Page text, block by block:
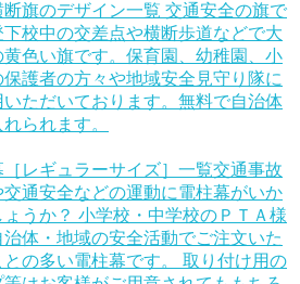
断旗のデザイン一覧 交通安全の旗で
下校中の交差点や横断歩道などで大
黄色い旗です。保育園、幼稚園、小
保護者の方々や地域安全見守り隊に
いただいております。無料で自治体
られます。
［レギュラーサイズ］一覧交通事故
交通安全などの運動に電柱幕がいか
ょうか？ 小学校・中学校のＰＴＡ様
治体・地域の安全活動でご注文いた
との多い電柱幕です。 取り付け用の